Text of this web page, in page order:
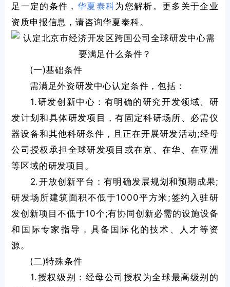
足一定的条件， 华夏泰科为您解析。更多关于企业
资质申报信息，请咨询华夏泰科。
(一)基础条件
需满足外资研发中心认定条件，包括：
1.研发创新中心：有明确的研究开发领域、研
发计划和具体研发项目，有固定科研场所、必需仪
器设备和其他科研条件，且正在开展研发活动;经母
公司授权承担全球研发项目或在京、在华、在亚洲
等区域的研发项目。
2.开放创新平台：有明确发展规划和预期成果;
研发场所建筑面积不低于1000平方米;签约入驻研
发创新项目不低于10个;有协同创新必需的设施设备
和国际专家指导，具备国际化的技术、人才等资
源。
(二)特殊条件
1.授权级别：经母公司授权为全球最高级别的